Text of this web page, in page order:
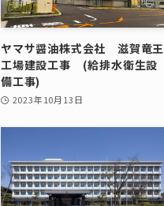
ヤマサ醤油株式会社 滋賀竜王
工場建設工事 (給排水衛生設
備工事)
2023年10月13日